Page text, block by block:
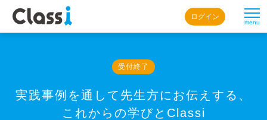
menu
ログイン
受付終了
実践事例を通して先生方にお伝えする、
これからの学びとClassi